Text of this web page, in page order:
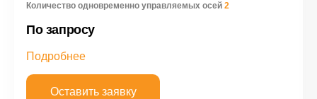
Количество одновременно управляемых осей 2
По запросу
Подробнее
Оставить заявку